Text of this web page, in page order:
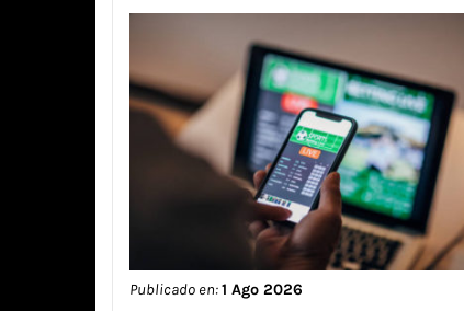
Publicado en:1 Ago 2026